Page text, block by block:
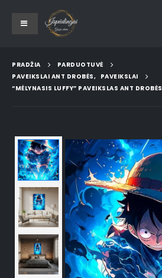
PRADŽIA
PARDUOTUVĖ
PAVEIKSLAI ANT DROBĖS, PAVEIKSLAI
“MĖLYNASIS LUFFY” PAVEIKSLAS ANT DROBĖS